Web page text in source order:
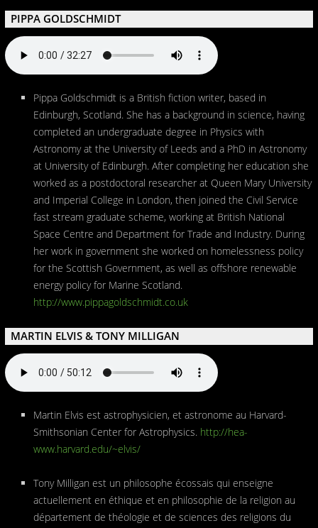
PIPPA GOLDSCHMIDT
Pippa Goldschmidt is a British fiction writer, based in
Edinburgh, Scotland. She has a background in science, having
completed an undergraduate degree in Physics with
Astronomy at the University of Leeds and a PhD in Astronomy
at University of Edinburgh. After completing her education she
worked as a postdoctoral researcher at Queen Mary University
and Imperial College in London, then joined the Civil Service
fast stream graduate scheme, working at British National
Space Centre and Department for Trade and Industry. During
her work in government she worked on homelessness policy
for the Scottish Government, as well as offshore renewable
energy policy for Marine Scotland.
http://www.pippagoldschmidt.co.uk
MARTIN ELVIS & TONY MILLIGAN
Martin Elvis est astrophysicien, et astronome au Harvard-
Smithsonian Center for Astrophysics. http://hea-
www.harvard.edu/~elvis/
Tony Milligan est un philosophe écossais qui enseigne
actuellement en éthique et en philosophie de la religion au
département de théologie et de sciences des religions du